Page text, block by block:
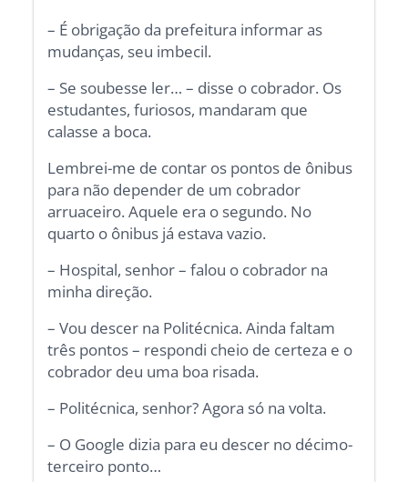
– É obrigação da prefeitura informar as
mudanças, seu imbecil.
– Se soubesse ler… – disse o cobrador. Os
estudantes, furiosos, mandaram que
calasse a boca.
Lembrei-me de contar os pontos de ônibus
para não depender de um cobrador
arruaceiro. Aquele era o segundo. No
quarto o ônibus já estava vazio.
– Hospital, senhor – falou o cobrador na
minha direção.
– Vou descer na Politécnica. Ainda faltam
três pontos – respondi cheio de certeza e o
cobrador deu uma boa risada.
– Politécnica, senhor? Agora só na volta.
– O Google dizia para eu descer no décimo-
terceiro ponto…